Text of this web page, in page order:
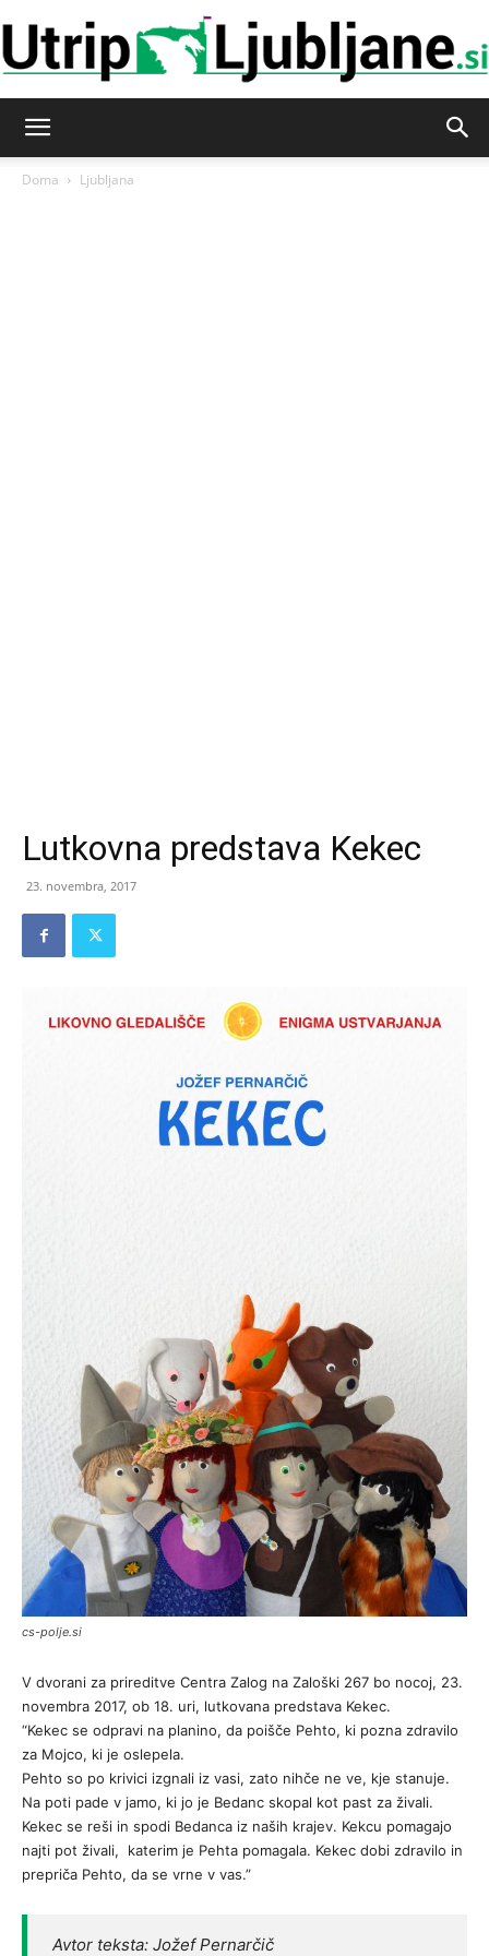
Doma Ljubljana
Lutkovna predstava Kekec
23. novembra, 2017
cs-polje.si
V dvorani za prireditve Centra Zalog na Zaloški 267 bo nocoj, 23.
novembra 2017, ob 18. uri, lutkovana predstava Kekec.
“Kekec se odpravi na planino, da poišče Pehto, ki pozna zdravilo
za Mojco, ki je oslepela.
Pehto so po krivici izgnali iz vasi, zato nihče ne ve, kje stanuje.
Na poti pade v jamo, ki jo je Bedanc skopal kot past za živali.
Kekec se reši in spodi Bedanca iz naših krajev. Kekcu pomagajo
najti pot živali, katerim je Pehta pomagala. Kekec dobi zdravilo in
prepriča Pehto, da se vrne v vas.”
Avtor teksta: Jožef Pernarčič